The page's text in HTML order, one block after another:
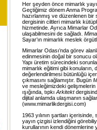
Her şeyden önce mimarlık
Geçtiğimiz dönem Anma
hazırlanmış ve düzenlenen bir
dergisinin ciltleri mimarlık
hizmetinde. Ayrıca Mimarlar
ulaşabilmesini de sağladı.
Sayar’ın mimarlık meslek
Mimarlar Odası’nda görev
edinmesinin doğal bir sonucu
Yapı üretim sürecindeki
mimarlık eğitimi gibi
değerlendirilmesi bütünlüğü
çıkmasını sağlamıştır. Bugün
ve mesleğimizdeki
ışığında, tıpkı Arkitekt
dijital anlamda ulaşmanın
(www.mimarlikdergisi.com)
1963 yılının şartları
yayın çizgisi izlendiğini
kurullarının kendi dönemlerine